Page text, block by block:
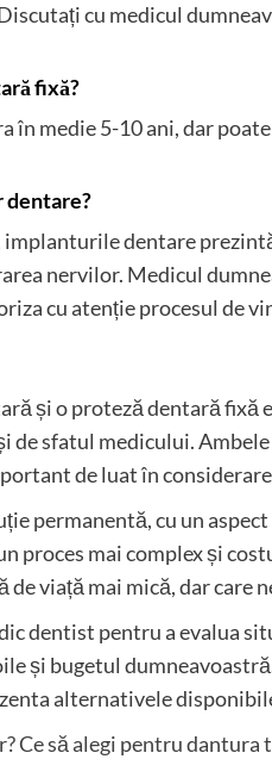
cu medicul
fixă?
în medie 5-10 ani, dar
dentare?
dentare
nervilor. Medicul
cu atenție procesul de
și o proteză dentară fixă
de sfatul medicului.
de luat în
permanentă, cu un
proces mai complex și
de viață mai mică, dar care
dentist pentru a evalua
și bugetul
alternativele
Ce să alegi pentru dantura